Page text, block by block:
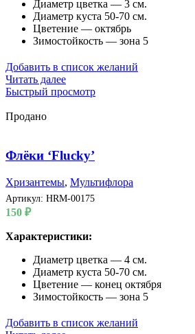
Диаметр цветка — 3 см.
Диаметр куста 50-70 см.
Цветение — октябрь
Зимостойкость — зона 5
Добавить в список желаний
Читать далее
Быстрый просмотр
Продано
Флёки ‘Flucky’
Хризантемы, Мультифлора
Артикул: HRM-00175
150 ₽
Характеристики:
Диаметр цветка — 4 см.
Диаметр куста 50-70 см.
Цветение — конец октября
Зимостойкость — зона 5
Добавить в список желаний